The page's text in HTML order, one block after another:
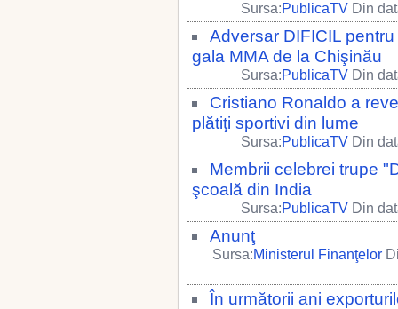
Sursa:PublicaTV Din
Adversar DIFICIL
gala MMA de la Chişinău
Sursa:PublicaTV Din
Cristiano Ronaldo a
plătiţi sportivi din lume
Sursa:PublicaTV Din
Membrii celebrei trupe
şcoală din India
Sursa:PublicaTV Din
Anunţ
Sursa:Ministerul Finanţelor
În următorii ani